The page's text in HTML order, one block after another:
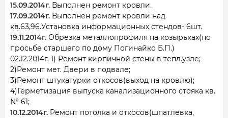
15.09.2014г. Выполнен ремонт кровли.
17.09.2014г. Выполнен ремонт кровли над
кв.63,96.Установка информационных стендов- 6шт.
19.11.2014г. Обрезка металлопрофиля на козырьках(по
просьбе старшего по дому Погинайко Б.П.)
02.12.2014г. 1) Ремонт кирпичной стены в тепл.узле;
2)Ремонт мет. Двери в подвале;
3)Ремонт штукатурки откосов(выход на кровлю);
4)Герметизация выпуска канализационного стояка кв.
№ 61;
10.12.2014г. Ремонт потолка и откосов(шпатлевка,